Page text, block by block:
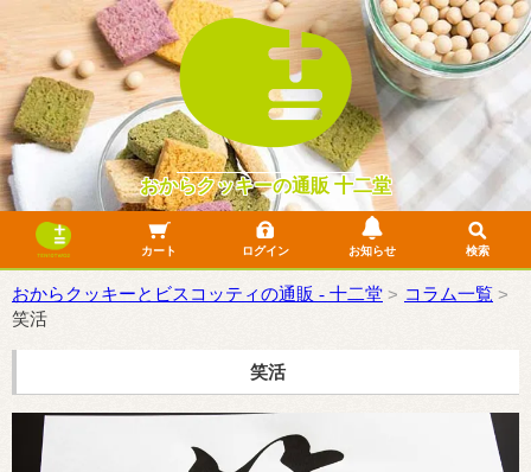
おからクッキーの通販 十二堂
カート ログイン お知らせ
よくあるご質問
10年目のリニューアル
詐欺サイトにご注意ください
フリマサイトでの無断転売について
LINE公式に関して
おからクッキーでふるさと納税できます！
検索
おからクッキー一覧
おからビスコッティ一覧
おからケーキ一覧
製菓材料一覧
SDGsフードレスキュー
おからクッキーとビスコッティの通販 - 十二堂
コラム一覧
笑活
笑活